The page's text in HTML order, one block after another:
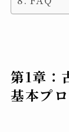
第1章：
基本プ